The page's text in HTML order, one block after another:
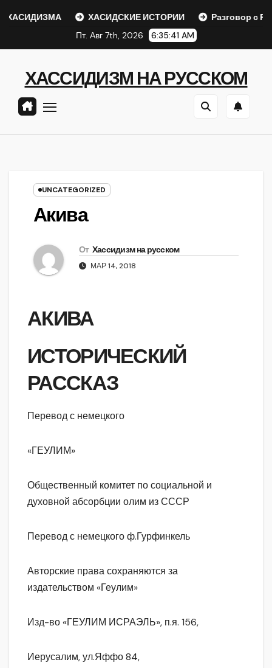
ХАСИДСКИЕ ИСТОРИИ
Разговор с Ребе
Пт. Авг 7th, 2026
6:35:41 AM
ХАССИДИЗМ НА РУССКОМ
UNCATEGORIZED
Акива
От Хассидизм на русском
МАР 14, 2018
АКИВА
ИСТОРИЧЕСКИЙ
РАССКАЗ
Перевод с немецкого
«ГЕУЛИМ»
Общественный комитет по социальной и
духовной абсорбции олим из СССР
Перевод с немецкого ф.Гурфинкель
Авторские права сохраняются за
издательством «Геулим»
Изд-во «ГЕУЛИМ ИСРАЭЛЬ», п.я. 156,
Иерусалим, ул.Яффо 84,